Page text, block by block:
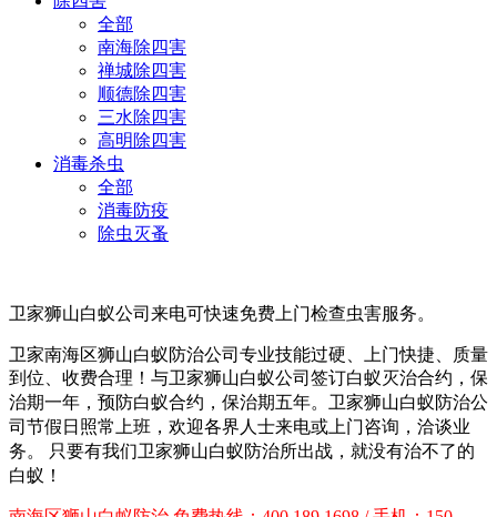
全部
南海除四害
禅城除四害
顺德除四害
三水除四害
高明除四害
消毒杀虫
全部
消毒防疫
除虫灭蚤
卫家狮山白蚁公司来电可快速免费上门检查虫害服务。
卫家南海区狮山白蚁防治公司专业技能过硬、上门快捷、质量
到位、收费合理！与卫家狮山白蚁公司签订白蚁灭治合约，保
治期一年，预防白蚁合约，保治期五年。 卫家狮山白蚁防治公
司节假日照常上班，欢迎各界人士来电或上门咨询，洽谈业
务。 只要有我们卫家狮山白蚁防治所出战，就没有治不了的
白蚁！